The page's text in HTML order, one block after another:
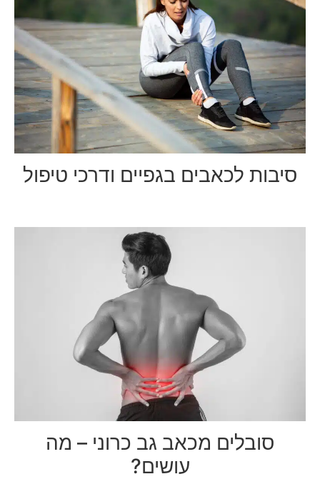
סיבות לכאבים בגפיים ודרכי טיפול
סובלים מכאב גב כרוני – מה
עושים?